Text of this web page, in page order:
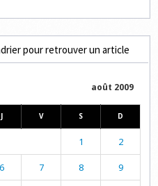
pour retrouver un article
août 2009
J V S D
1 2
6 7 8 9